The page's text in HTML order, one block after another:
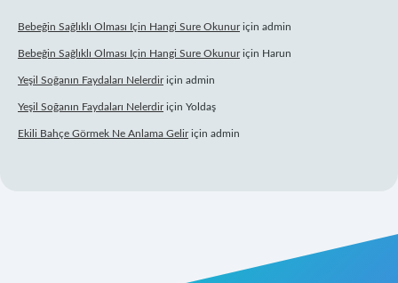
Bebeğin Sağlıklı Olması Için Hangi Sure Okunuriçin admin
Bebeğin Sağlıklı Olması Için Hangi Sure Okunuriçin Harun
Yeşil Soğanın Faydaları Nelerdiriçin admin
Yeşil Soğanın Faydaları Nelerdiriçin Yoldaş
Ekili Bahçe Görmek Ne Anlama Geliriçin admin